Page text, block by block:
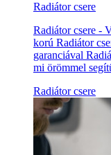
Radiátor csere
Radiátor csere -
korú Radiátor
garanciával
mi örömmel
Radiátor csere